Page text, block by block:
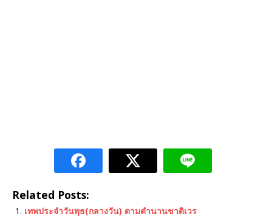
Related Posts:
เทพประจําวันพุธ(กลางวัน) ตามตำนานชาติเวร